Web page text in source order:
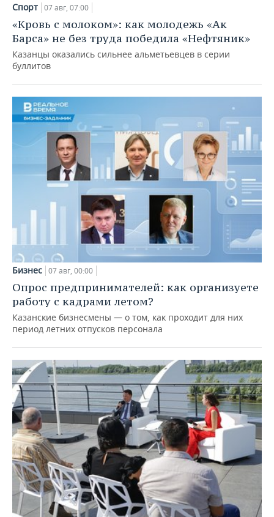
Спорт 07 авг, 07:00
«Кровь с молоком»: как молодежь «Ак
Барса» не без труда победила «Нефтяник»
Казанцы оказались сильнее альметьевцев в серии
буллитов
Бизнес 07 авг, 00:00
Опрос предпринимателей: как организуете
работу с кадрами летом?
Казанские бизнесмены — о том, как проходит для них
период летних отпусков персонала